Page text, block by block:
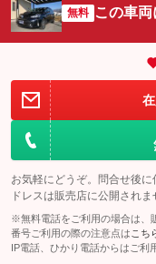
カーライフを
保証
[保証付]：1
グー保証なら
と安心の価
５０００工
保証項目
保証範囲は
応。専用コー
す。専任の
着手までが早
修理回数・
上限金額
国産車の場合
価格（税込）
でとします。
パック内容
カーライフ
備考
保証
[保証付]：2年
グー保証な
と安心の価
５０００工場
トラブル時に
保証項目
計410項目
応。専用コー
す。専任のオ
着手までが早
グー保証は
度です。業
カーライフを
備考
[保証付]：3
グー保証なら
と安心の価
５０００工場
トラブル時に
計410項目
無料 この車
お気軽にどうぞ。問合せ後
ドレスは販売店に公開されま
※無料電話をご利用の場合は、
番号ご利用の際の注意点は こち
IP電話、ひかり電話からはご利